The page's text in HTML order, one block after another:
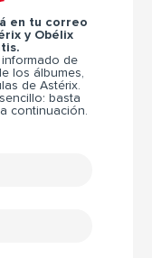
en tu correo
y Obélix
informado de
los álbumes,
de Astérix.
basta
continuación.